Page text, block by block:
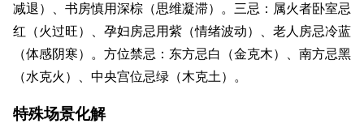
减退）、书房慎用深棕（思维凝滞）。三忌：属火者卧室忌
红（火过旺）、孕妇房忌用紫（情绪波动）、老人房忌冷蓝
（体感阴寒）。方位禁忌：东方忌白（金克木）、南方忌黑
（水克火）、中央宫位忌绿（木克土）。
特殊场景化解